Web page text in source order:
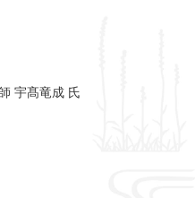
髙竜成 氏